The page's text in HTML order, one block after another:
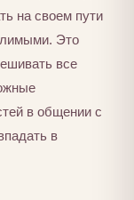
на своем пути
Это
все
в общении с
в